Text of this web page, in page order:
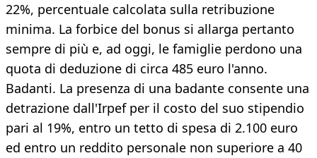
22%, percentuale calcolata sulla retribuzione
minima. La forbice del bonus si allarga pertanto
sempre di più e, ad oggi, le famiglie perdono una
quota di deduzione di circa 485 euro l'anno.
Badanti. La presenza di una badante consente una
detrazione dall'Irpef per il costo del suo stipendio
pari al 19%, entro un tetto di spesa di 2.100 euro
ed entro un reddito personale non superiore a 40